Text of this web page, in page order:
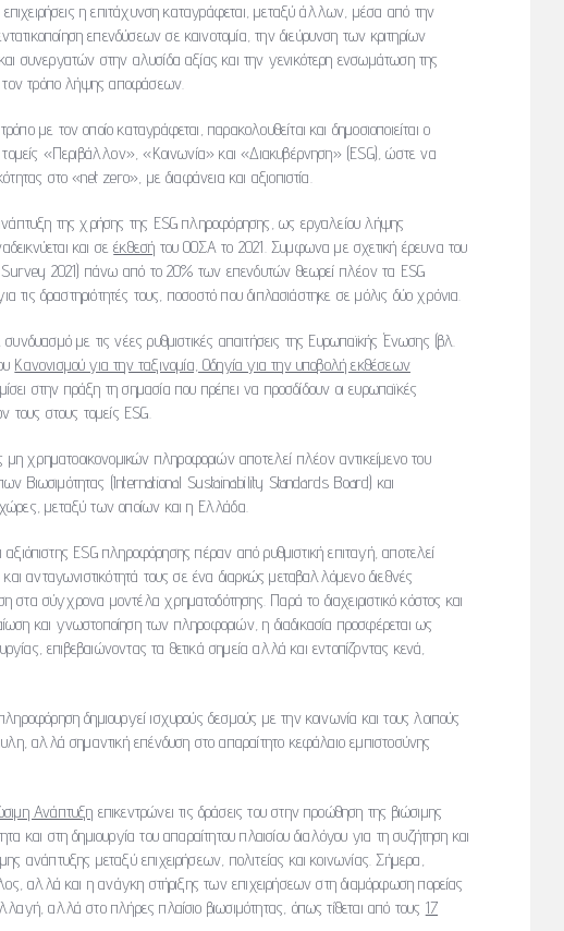
επιχειρήσεις η επιτάχυνση καταγράφεται, μεταξύ άλλων, μέσα από την
επενδύσεων σε καινοτομία, την διεύρυνση των κριτηρίων
συνεργατών στην αλυσίδα αξίας και την γενικότερη ενσωμάτωση της
τον τρόπο λήψης αποφάσεων.
με τον οποίο καταγράφεται, παρακολουθείται και δημοσιοποιείται ο
τομείς «Περιβάλλον», «Κοινωνία» και «Διακυβέρνηση» (ESG), ώστε να
στο «net zero», με διαφάνεια και αξιοπιστία.
της χρήσης της ESG πληροφόρησης, ως εργαλείου λήψης
και σεέκθεσή του ΟΟΣΑ το 2021. Συμφωνα με σχετική έρευνα του
Survey 2021) πάνω από το 20% των επενδυτών θεωρεί πλέον τα ESG
τις δραστηριότητές τους, ποσοστό που διπλασιάστηκε σε μόλις δύο χρόνια.
με τις νέες ρυθμιστικές απαιτήσεις της Ευρωπαϊκής Ένωσης (βλ.
Κανονισμού για την ταξινομία, Οδηγία για την υποβολή εκθέσεων
στην πράξη τη σημασία που πρέπει να προσδίδουν οι ευρωπαϊκές
τους στους τομείς ESG.
χρηματοοικονομικών πληροφοριών αποτελεί πλέον αντικείμενο του
Βιωσιμότητας (International Sustainability Standards Board) και
μεταξύ των οποίων και η Ελλάδα.
αξιόπιστης ESG πληροφόρησης πέραν από ρυθμιστική επιταγή, αποτελεί
ανταγωνιστικότητά τους σε ένα διαρκώς μεταβαλλόμενο διεθνές
στα σύγχρονα μοντέλα χρηματοδότησης. Παρά το διαχειριστικό κόστος και
και γνωστοποίηση των πληροφοριών, η διαδικασία προσφέρεται ως
επιβεβαιώνοντας τα θετικά σημεία αλλά και εντοπίζοντας κενά,
δημιουργεί ισχυρούς δεσμούς με την κοινωνία και τους λοιπούς
αλλά σημαντική επένδυση στο απαραίτητο κεφάλαιο εμπιστοσύνης
Ανάπτυξη επικεντρώνει τις δράσεις του στην προώθηση της βιώσιμης
και στη δημιουργία του απαραίτητου πλαισίου διαλόγου για τη συζήτηση και
ανάπτυξης μεταξύ επιχειρήσεων, πολιτείας και κοινωνίας. Σήμερα,
αλλά και η ανάγκη στήριξης των επιχειρήσεων στη διαμόρφωση πορείας
αλλά στο πλήρες πλαίσιο βιωσιμότητας, όπως τίθεται από τους 17